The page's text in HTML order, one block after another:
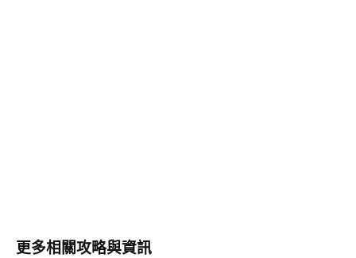
更多相關攻略與資訊